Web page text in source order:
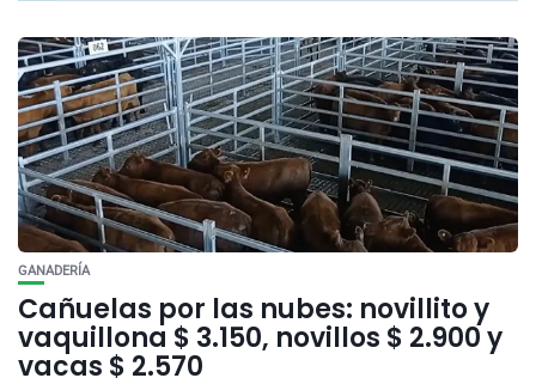
GANADERÍA
Cañuelas por las nubes: novillito y
vaquillona $ 3.150, novillos $ 2.900 y
vacas $ 2.570